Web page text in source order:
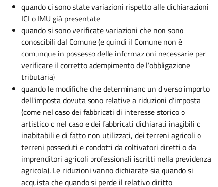
quando ci sono state variazioni rispetto alle dichiarazioni
ICI o IMU già presentate
quando si sono verificate variazioni che non sono
conoscibili dal Comune (e quindi il Comune non è
comunque in possesso delle informazioni necessarie per
verificare il corretto adempimento dell’obbligazione
tributaria)
quando le modifiche che determinano un diverso importo
dell'imposta dovuta sono relative a riduzioni d'imposta
(come nel caso dei fabbricati di interesse storico o
artistico o nel caso e dei fabbricati dichiarati inagibili o
inabitabili e di fatto non utilizzati, dei terreni agricoli o
terreni posseduti e condotti da coltivatori diretti o da
imprenditori agricoli professionali iscritti nella previdenza
agricola). Le riduzioni vanno dichiarate sia quando si
acquista che quando si perde il relativo diritto